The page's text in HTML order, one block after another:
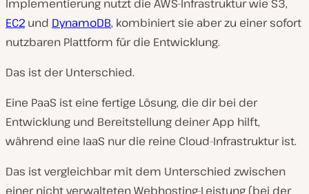
Implementierung nutzt die AWS-Infrastruktur wie S3,
EC2 und DynamoDB, kombiniert sie aber zu einer sofort
nutzbaren Plattform für die Entwicklung.
Das ist der Unterschied.
Eine PaaS ist eine fertige Lösung, die dir bei der
Entwicklung und Bereitstellung deiner App hilft,
während eine IaaS nur die reine Cloud-Infrastruktur ist.
Das ist vergleichbar mit dem Unterschied zwischen
einer nicht verwalteten Webhosting-Leistung (bei der